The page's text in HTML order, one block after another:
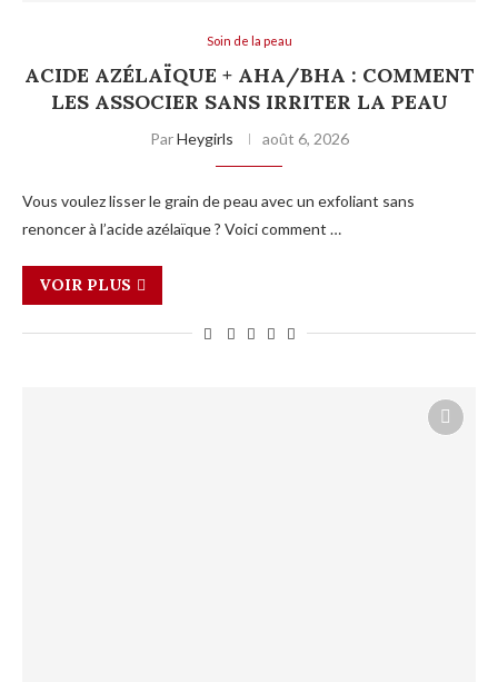
Soin de la peau
ACIDE AZÉLAÏQUE + AHA/BHA : COMMENT
LES ASSOCIER SANS IRRITER LA PEAU
ParHeygirls août 6, 2026
Vous voulez lisser le grain de peau avec un exfoliant sans
renoncer à l’acide azélaïque ? Voici comment …
VOIR PLUS